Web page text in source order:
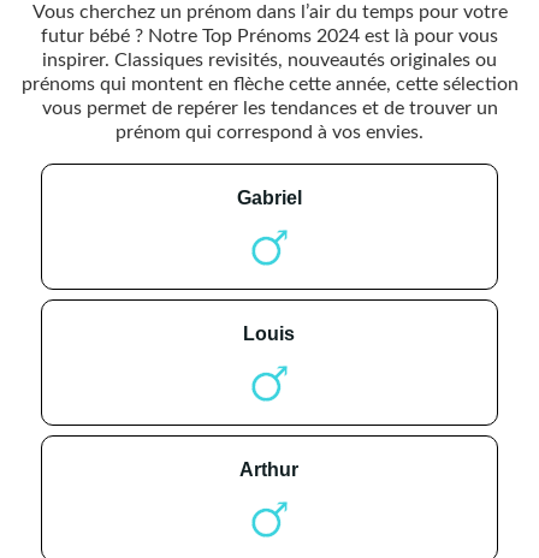
Vous cherchez un prénom dans l’air du temps pour votre
futur bébé ? Notre Top Prénoms 2024 est là pour vous
inspirer. Classiques revisités, nouveautés originales ou
prénoms qui montent en flèche cette année, cette sélection
vous permet de repérer les tendances et de trouver un
prénom qui correspond à vos envies.
gabriel
louis
arthur